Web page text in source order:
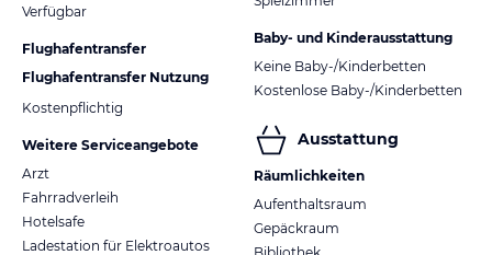
Verfügbar
Flughafentransfer
Flughafentransfer Nutzung
Kostenpflichtig
Weitere Serviceangebote
Arzt
Fahrradverleih
Hotelsafe
Ladestation für Elektroautos
Baby- und Kinderausstattung
Keine Baby-/Kinderbetten
Kostenlose Baby-/Kinderbetten
Ausstattung
Räumlichkeiten
Aufenthaltsraum
Gepäckraum